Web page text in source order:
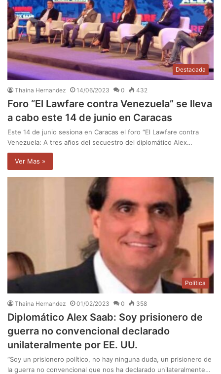
Destacada
Thaina Hernandez 14/06/2023 0 432
Foro “El Lawfare contra Venezuela” se lleva
a cabo este 14 de junio en Caracas
Este 14 de junio sesiona en Caracas el foro “El Lawfare contra
Venezuela: A tres años del secuestro del diplomático Alex…
Ver Mas »
Política
Thaina Hernandez 01/02/2023 0 358
Diplomático Alex Saab: Soy prisionero de
guerra no convencional declarado
unilateralmente por EE. UU.
“Soy un prisionero político, no hay ninguna duda, un prisionero de
la guerra no convencional que nos ha declarado unilateralmente…